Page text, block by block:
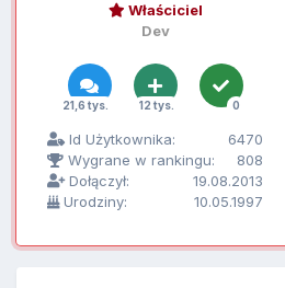
Właściciel
Dev
21,6 tys. 12 tys. 0
Id Użytkownika:
6470
Wygrane w rankingu:
808
Dołączył:
19.08.2013
Urodziny:
10.05.1997